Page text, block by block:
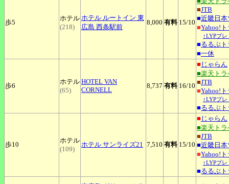
歩5
ホテル
(218)
ホテル ルートイン 東
広島 西条駅前
8,000 有料 15/10
■JTB
■近畿日
■Yahoo!
↑LYPプ
■るるぶ
■一休
歩6
ホテル
(65)
HOTEL VAN
CORNELL
8,737 有料 16/10
■ じゃらん
■楽天トラ
■JTB
■Yahoo!
↑LYPプ
■るるぶ
歩10
ホテル
(109)
ホテル サンライズ21 7,510 有料 15/10
■ じゃらん
■楽天トラ
■JTB
■近畿日
■Yahoo!
↑LYPプ
■るるぶ